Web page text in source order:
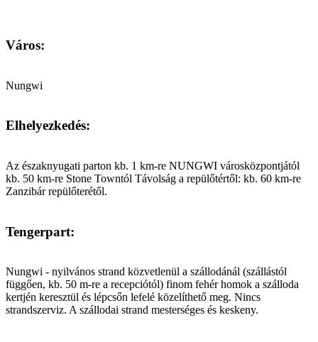
Város:
Nungwi
Elhelyezkedés:
Az északnyugati parton kb. 1 km-re NUNGWI városközpontjától
kb. 50 km-re Stone Towntól Távolság a repülőtértől: kb. 60 km-re
Zanzibár repülőterétől.
Tengerpart:
Nungwi - nyilvános strand közvetlenül a szállodánál (szállástól
függően, kb. 50 m-re a recepciótól) finom fehér homok a szálloda
kertjén keresztül és lépcsőn lefelé közelíthető meg. Nincs
strandszerviz. A szállodai strand mesterséges és keskeny.